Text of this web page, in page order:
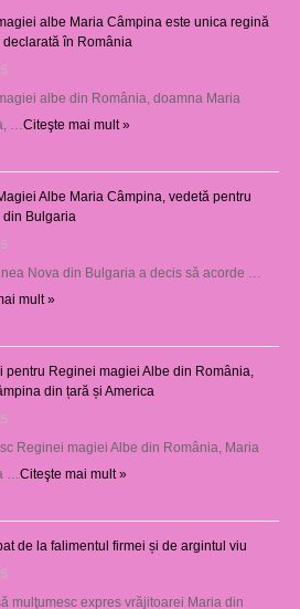
albe Maria Câmpina este unica regină
în România
albe din România, doamna Maria
… Citeşte mai mult »
Albe Maria Câmpina, vedetă pentru
din Bulgaria
Nova din Bulgaria a decis să acorde …
mult »
pentru Reginei magiei Albe din România,
din țară și America
Reginei magiei Albe din România, Maria
… Citeşte mai mult »
de la falimentul firmei și de argintul viu
mulţumesc expres vrăjitoarei Maria din